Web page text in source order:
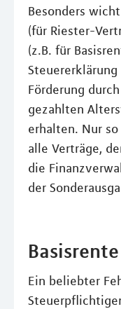
Besonders
(für Riester-
(z.B. für
Förderung
gezahlten
erhalten. Nur
alle Verträge,
die
der
Basisrente
Ein beliebter